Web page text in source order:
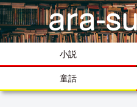
小説
童話